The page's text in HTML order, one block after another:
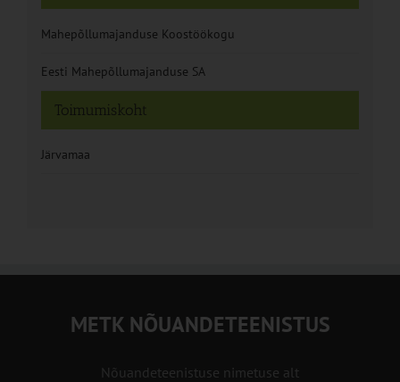
Toimumiskoht
Järvamaa
Mahepõllumajanduse Koostöökogu
Eesti Mahepõllumajanduse SA
METK NÕUANDETEENISTUS
Nõuandeteenistuse nimetuse alt